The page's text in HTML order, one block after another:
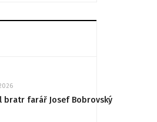
bratr farář Josef Bobrovský